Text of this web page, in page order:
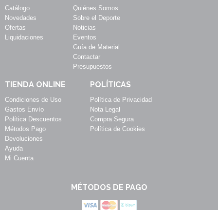
Catálogo
Novedades
Ofertas
Liquidaciones
Quiénes Somos
Sobre el Deporte
Noticias
Eventos
Guía de Material
Contactar
Presupuestos
TIENDA ONLINE
Condiciones de Uso
Gastos Envío
Política Descuentos
Métodos Pago
Devoluciones
Ayuda
Mi Cuenta
POLÍTICAS
Política de Privacidad
Nota Legal
Compra Segura
Política de Cookies
MÉTODOS DE PAGO